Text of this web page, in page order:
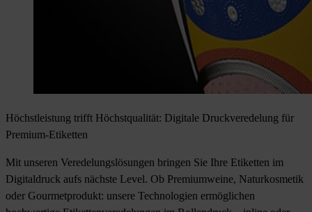
Höchstleistung trifft Höchstqualität: Digitale Druckveredelung für
Premium-Etiketten
Mit unseren Veredelungslösungen bringen Sie Ihre Etiketten im
Digitaldruck aufs nächste Level. Ob Premiumweine, Naturkosmetik
oder Gourmetprodukt: unsere Technologien ermöglichen